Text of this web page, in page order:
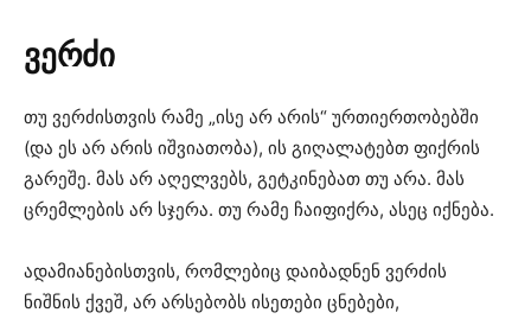
ვერძი
თუ ვერძისთვის რამე „ისე არ არის“ ურთიერთობებში
(და ეს არ არის იშვიათობა), ის გიღალატებთ ფიქრის
გარეშე. მას არ აღელვებს, გეტკინებათ თუ არა. მას
ცრემლების არ სჯერა. თუ რამე ჩაიფიქრა, ასეც იქნება.
ადამიანებისთვის, რომლებიც დაიბადნენ ვერძის
ნიშნის ქვეშ, არ არსებობს ისეთები ცნებები,